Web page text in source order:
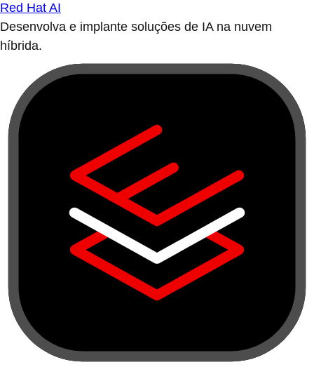
Red Hat AI
Desenvolva e implante soluções de IA na nuvem
híbrida.